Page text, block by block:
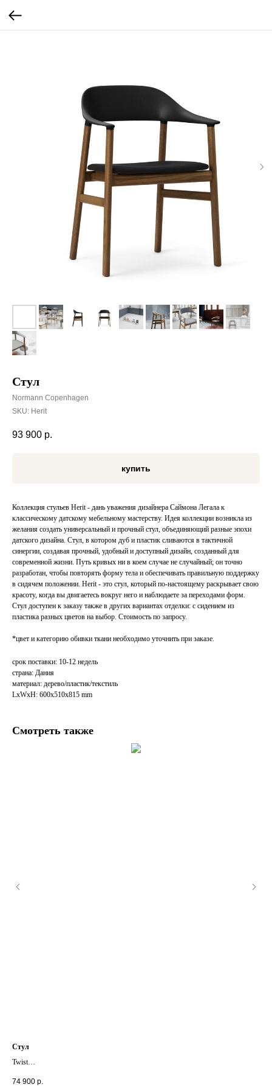
Стул
Normann Copenhagen
SKU: Herit
93 900 р.
купить
Коллекция стульев Herit - дань уважения дизайнера Саймона Легала к
классическому датскому мебельному мастерству. Идея коллекции возникла из
желания создать универсальный и прочный стул, объединяющий разные эпохи
датского дизайна. Стул, в котором дуб и пластик сливаются в тактичной
синергии, создавая прочный, удобный и доступный дизайн, созданный для
современной жизни. Путь кривых ни в коем случае не случайный; он точно
разработан, чтобы повторять форму тела и обеспечивать правильную поддержку
в сидячем положении. Herit - это стул, который по-настоящему раскрывает свою
красоту, когда вы двигаетесь вокруг него и наблюдаете за переходами форм.
Стул доступен к заказу также в других вариантах отделки: с сидением из
пластика разных цветов на выбор. Стоимость по запросу.
*цвет и категорию обивки ткани необходимо уточнить при заказе.
срок поставки: 10-12 недель
страна: Дания
материал: дерево/пластик/текстиль
LxWxH: 600x510x815 mm
Смотреть также
Стул
Twist
74 900 р.